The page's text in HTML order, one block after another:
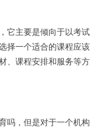
主要是倾向于以考试
择一个适合的课程应该
、课程安排和服务等方
，但是对于一个机构